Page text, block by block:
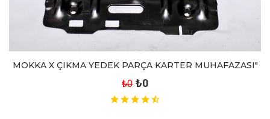
MOKKA X ÇIKMA YEDEK PARÇA KARTER MUHAFAZASI"
₺0 ₺0